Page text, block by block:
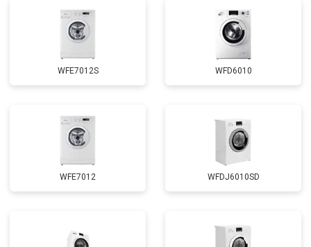
Замена УБЛ от 2100 ₽ Заказать
Замена приводного ремня от 2550 ₽ Заказать
WFE7012S WFD6010
WFE7012 WFDJ6010SD